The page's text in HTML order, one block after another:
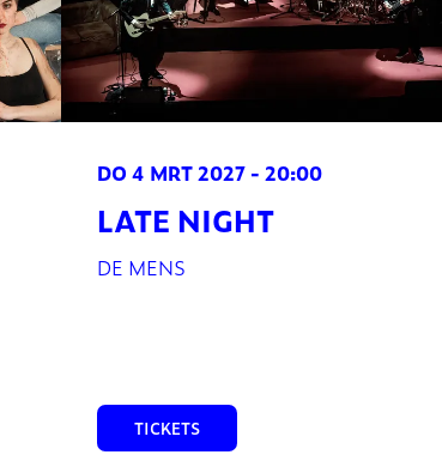
LATE NIGHT
DE MENS
DO 4 MRT 2027 - 20:00
TICKETS